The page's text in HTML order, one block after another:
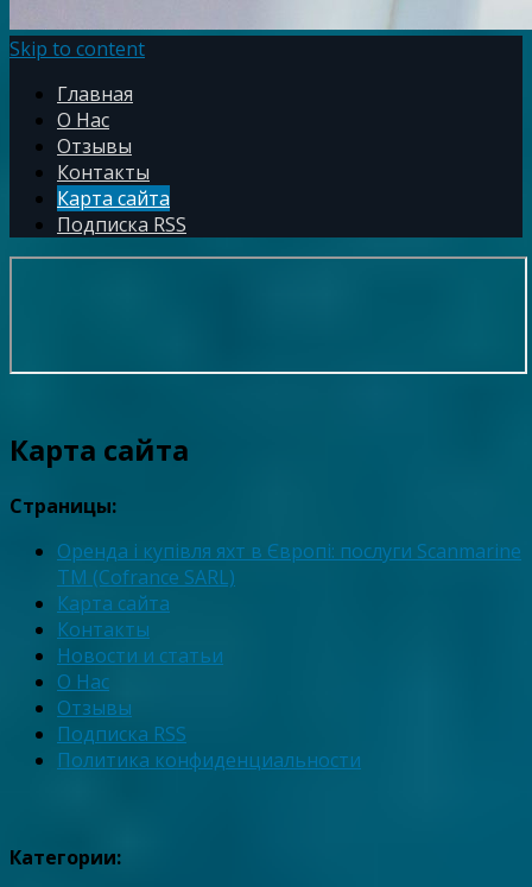
Skip to content
Главная
О Нас
Отзывы
Контакты
Карта сайта
Подписка RSS
Карта сайта
Страницы:
Оренда і купівля яхт в Європі: послуги Scanmarine
TM (Cofrance SARL)
Карта сайта
Контакты
Новости и статьи
О Нас
Отзывы
Подписка RSS
Политика конфиденциальности
Категории: